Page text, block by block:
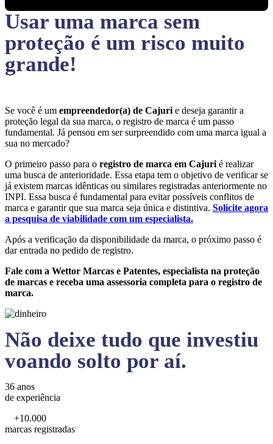
Usar uma marca sem
proteção é um risco muito
grande!
Se você é um empreendedor(a) de Cajuri e deseja garantir a
proteção legal da sua marca, o registro de marca é um passo
fundamental. Já pensou em ser surpreendido com uma marca igual a
sua no mercado?
O primeiro passo para o registro de marca em Cajuri é realizar
uma busca de anterioridade. Essa etapa tem o objetivo de verificar se
já existem marcas idênticas ou similares registradas anteriormente no
INPI. Essa busca é fundamental para evitar possíveis conflitos de
marca e garantir que sua marca seja única e distintiva. Solicite agora
a pesquisa de viabilidade com um especialista.
Após a verificação da disponibilidade da marca, o próximo passo é
dar entrada no pedido de registro.
Fale com a Wettor Marcas e Patentes, especialista na proteção
de marcas e receba uma assessoria completa para o registro de
marca.
Não deixe tudo que investiu
voando solto por aí.
36 anos
de experiência
+10.000
marcas registradas